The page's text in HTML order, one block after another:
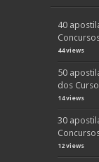
40
44 views
50
dos
14 views
30
12 views